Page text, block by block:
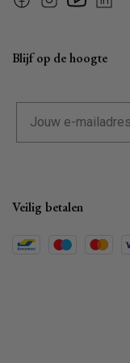
FacebookInstagramYouTubeLinkedin
Blijf op de hoogte
Veilig betalen